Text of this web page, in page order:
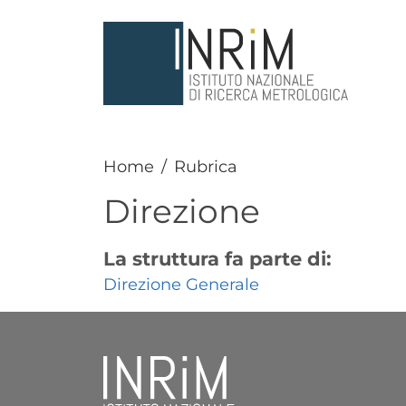
Home Rubrica
Direzione
La struttura fa parte di:
Direzione Generale